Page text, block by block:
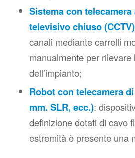
Sistema con
televisivo chiuso (CCTV)
canali mediante carrelli
manualmente per rilevare
dell’impianto;
Robot con telecamera
mm. SLR, ecc.):
definizione dotati di cavo
estremità è presente una